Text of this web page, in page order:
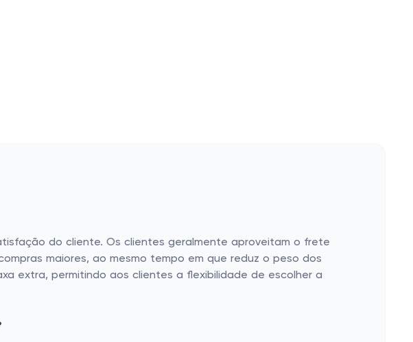
do cliente. Os clientes geralmente aproveitam o frete
maiores, ao mesmo tempo em que reduz o peso dos
extra, permitindo aos clientes a flexibilidade de escolher a